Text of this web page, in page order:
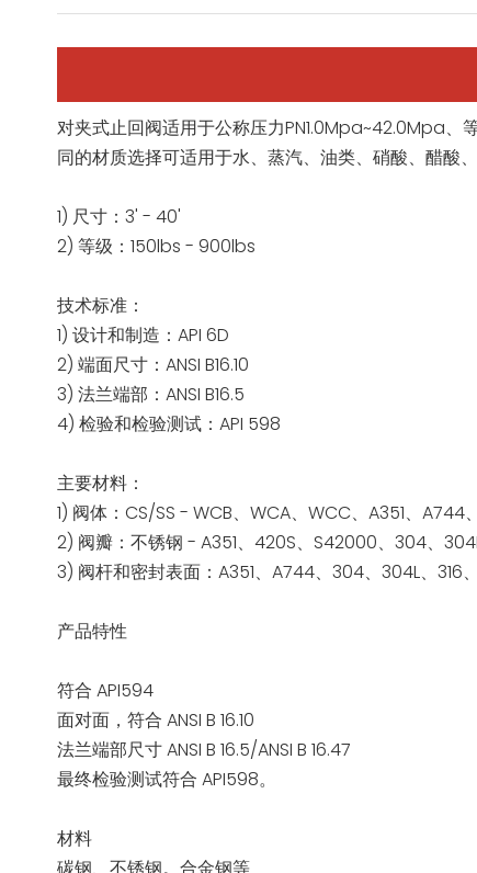
对夹式止回阀适用于公称压力PN1.0Mpa~42.0Mpa、
同的材质选择可适用于水、蒸汽、油类、硝酸、醋酸
1) 尺寸：3' - 40'
2) 等级：150lbs - 900lbs
技术标准：
1) 设计和制造：API 6D
2) 端面尺寸：ANSI B16.10
3) 法兰端部：ANSI B16.5
4) 检验和检验测试：API 598
主要材料：
1) 阀体：CS/SS - WCB、WCA、WCC、A351、A744
2) 阀瓣：不锈钢 - A351、420S、S42000、304、
3) 阀杆和密封表面：A351、A744、304、304L、316
产品特性
符合 API594
面对面，符合 ANSI B 16.10
法兰端部尺寸 ANSI B 16.5/ANSI B 16.47
最终检验测试符合 API598。
材料